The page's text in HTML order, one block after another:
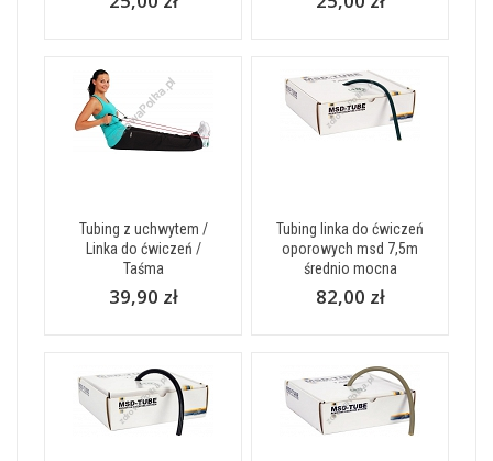
Tubing z uchwytem /
Linka do ćwiczeń /
Taśma
39,90 zł
Tubing linka do ćwiczeń
oporowych msd 7,5m
średnio mocna
82,00 zł